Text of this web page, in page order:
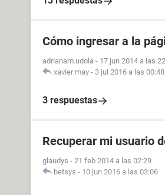
Cómo ingresar a la
adrianam.udola - 17 jun 2014 a las
xavier may - 3 jul 2016 a las 00:48
3 respuestas
Recuperar mi usuario
glaudys - 21 feb 2014 a las 02:29
betsys - 10 jun 2016 a las 03:06